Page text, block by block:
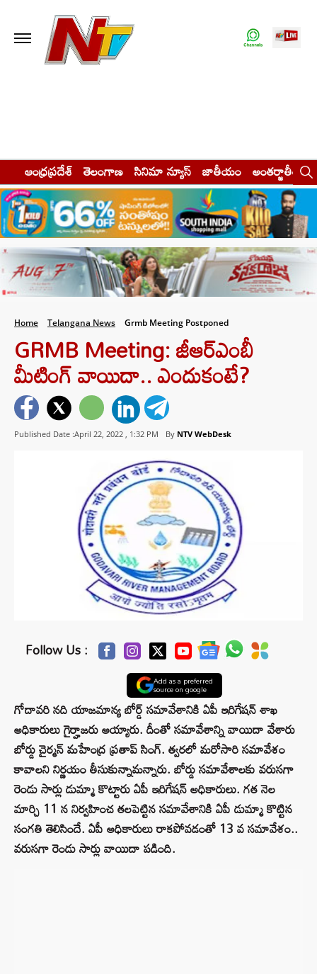
ఆంధ్రప్రదేశ్ తెలంగాణ సినిమా న్యూస్ జాతీయం అంతర్జాతీయం
Home Telangana News Grmb Meeting Postponed
GRMB Meeting: జీఆర్‌ఎంబీ
మీటింగ్‌ వాయిదా.. ఎందుకంటే?
Published Date :April 22, 2022 , 1:32 PM By NTV WebDesk
Follow Us :
Add as a preferred
source on google
గోదావరి నది యాజమాన్య బోర్డ్ సమావేశానికి ఏపీ ఇరిగేషన్ శాఖ
అధికారులు గైర్హాజరు అయ్యారు. దీంతో సమావేశాన్ని వాయిదా వేశారు
బోర్డు చైర్మన్ మహేంద్ర ప్రతాప్ సింగ్. త్వరలో మరోసారి సమావేశం
కావాలని నిర్ణయం తీసుకున్నామన్నారు. బోర్డు సమావేశాలకు వరుసగా
రెండు సార్లు డుమ్మా కొట్టారు ఏపీ ఇరిగేషన్ అధికారులు. గత నెల
మార్చి 11 న నిర్వహించ తలపెట్టిన సమావేశానికి ఏపీ డుమ్మా కొట్టిన
సంగతి తెలిసిందే. ఏపీ అధికారులు రాకపోవడంతో 13 వ సమావేశం..
వరుసగా రెండు సార్లు వాయిదా పడింది.